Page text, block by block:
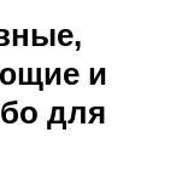
и
для